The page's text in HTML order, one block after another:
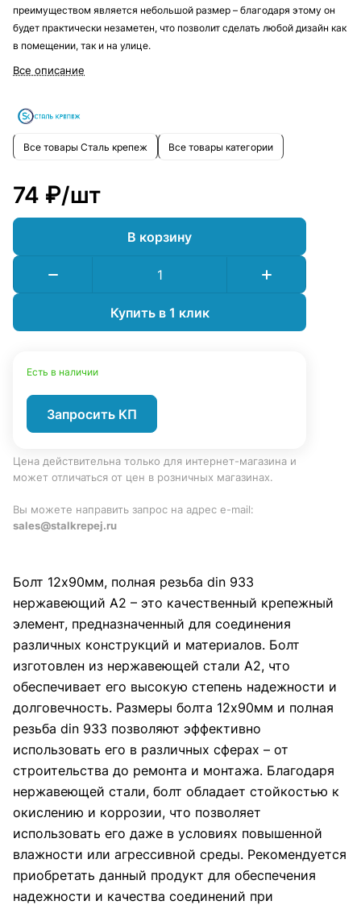
преимуществом является небольшой размер – благодаря этому он
будет практически незаметен, что позволит сделать любой дизайн как
в помещении, так и на улице.
Все описание
Все товары Сталь крепеж Все товары категории
74 ₽/шт
В корзину
Купить в 1 клик
Есть в наличии
Запросить КП
Цена действительна только для интернет-магазина и
может отличаться от цен в розничных магазинах.
Вы можете направить запрос на адрес e-mail:
sales@stalkrepej.ru
Болт 12х90мм, полная резьба din 933
нержавеющий А2 – это качественный крепежный
элемент, предназначенный для соединения
различных конструкций и материалов. Болт
изготовлен из нержавеющей стали А2, что
обеспечивает его высокую степень надежности и
долговечность. Размеры болта 12х90мм и полная
резьба din 933 позволяют эффективно
использовать его в различных сферах – от
строительства до ремонта и монтажа. Благодаря
нержавеющей стали, болт обладает стойкостью к
окислению и коррозии, что позволяет
использовать его даже в условиях повышенной
влажности или агрессивной среды. Рекомендуется
приобретать данный продукт для обеспечения
надежности и качества соединений при